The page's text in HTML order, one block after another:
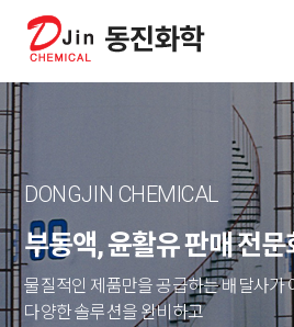
DONGJIN CHEMICAL
부동액, 윤활유 판매 전문
물질적인 제품만을 공급하는 배달사가
다양한 솔루션을 완비하고